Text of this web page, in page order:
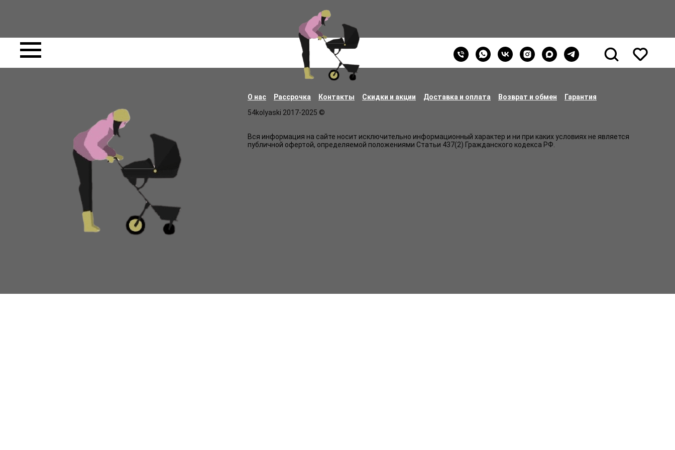
О нас Рассрочка Контакты Скидки и акции Доставка и оплата Возврат и обмен
Гарантия
54kolyaski 2017-2025 ©
Вся информация на сайте носит исключительно информационный характер и ни при каких условиях не является
публичной офертой, определяемой положениями Статьи 437(2) Гражданского кодекса РФ.